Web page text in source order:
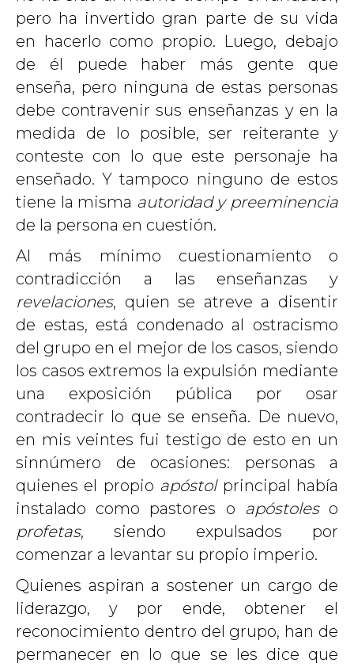
pero ha invertido gran parte de su vida
en hacerlo como propio. Luego, debajo
de él puede haber más gente que
enseña, pero ninguna de estas personas
debe contravenir sus enseñanzas y en la
medida de lo posible, ser reiterante y
conteste con lo que este personaje ha
enseñado. Y tampoco ninguno de estos
tiene la misma autoridad y preeminencia
de la persona en cuestión.
Al más mínimo cuestionamiento o
contradicción a las enseñanzas y
revelaciones, quien se atreve a disentir
de estas, está condenado al ostracismo
del grupo en el mejor de los casos, siendo
los casos extremos la expulsión mediante
una exposición pública por osar
contradecir lo que se enseña. De nuevo,
en mis veintes fui testigo de esto en un
sinnúmero de ocasiones: personas a
quienes el propio apóstolprincipal había
instalado como pastores o apóstoles o
profetas, siendo expulsados por
comenzar a levantar su propio imperio.
Quienes aspiran a sostener un cargo de
liderazgo, y por ende, obtener el
reconocimiento dentro del grupo, han de
permanecer en lo que se les dice que